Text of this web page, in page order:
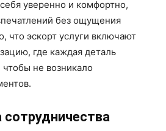
уверенно и комфортно,
без ощущения
что эскорт услуги включают
где каждая деталь
чтобы не возникало